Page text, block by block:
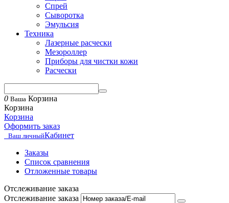
Спрей
Сыворотка
Эмульсия
Техника
Лазерные расчески
Мезороллер
Приборы для чистки кожи
Расчески
0 Ваша Корзина
Корзина
Корзина
Оформить заказ
Ваш личныйКабинет
Заказы
Список сравнения
Отложенные товары
Отслеживание заказа
Отслеживание заказа